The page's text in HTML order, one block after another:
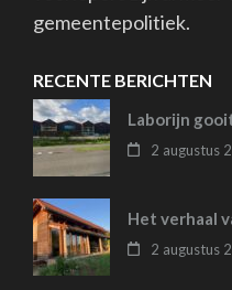
gemeentepolitiek.
RECENTE BERICHTEN
Laborijn
2 augustus
Het verhaal
2 augustus